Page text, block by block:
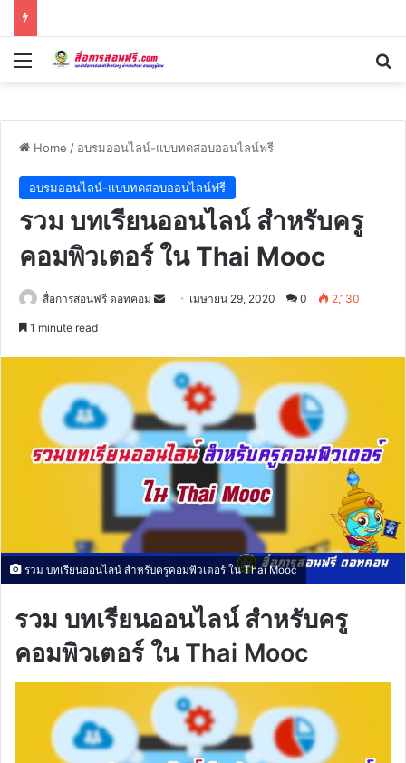
Menu
Home / อบรมออนไลน์-แบบทดสอบออนไลน์ฟรี
อบรมออนไลน์-แบบทดสอบออนไลน์ฟรี
รวม บทเรียนออนไลน์ สำหรับครู
คอมพิวเตอร์ ใน Thai Mooc
สื่อการสอนฟรี ดอทคอม
Send เมษายน 29, 2020 0 2,130
1 minute read
รวม บทเรียนออนไลน์ สำหรับครูคอมพิวเตอร์ ใน Thai Mooc
รวม บทเรียนออนไลน์ สำหรับครู
คอมพิวเตอร์ ใน Thai Mooc